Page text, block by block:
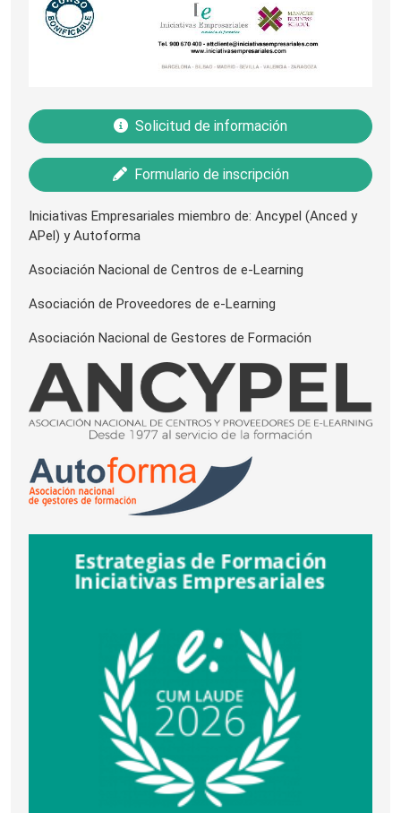
Solicitud de información
Formulario de inscripción
Iniciativas Empresariales miembro de: Ancypel (Anced y
APel) y Autoforma
Asociación Nacional de Centros de e-Learning
Asociación de Proveedores de e-Learning
Asociación Nacional de Gestores de Formación